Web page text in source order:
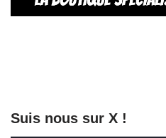
Suis nous sur X !